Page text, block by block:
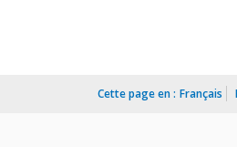
Cette page en : Français